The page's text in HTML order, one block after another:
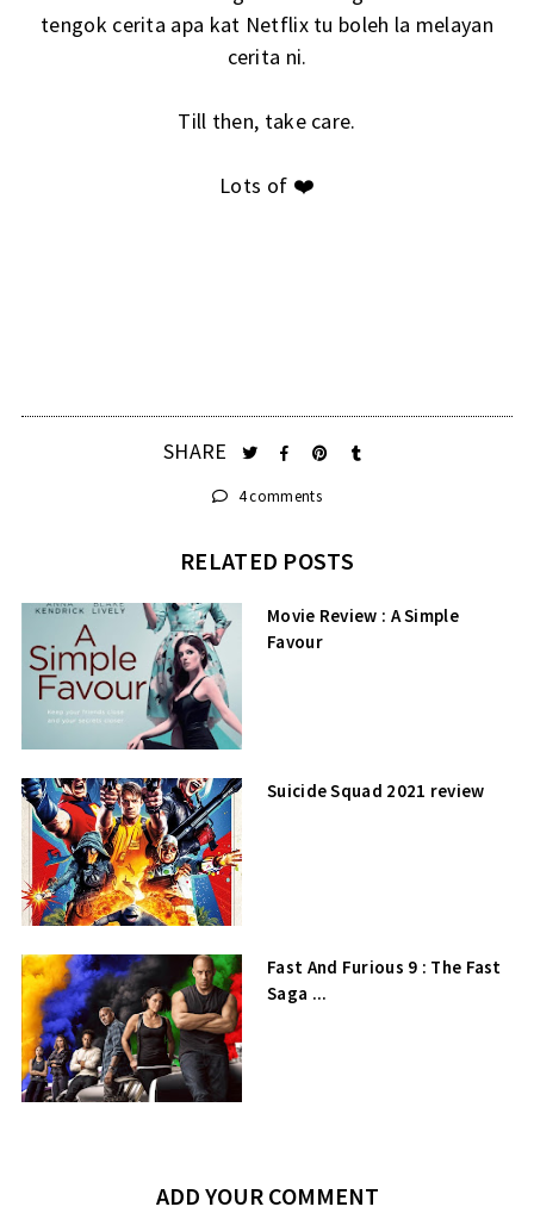
tengok cerita apa kat Netflix tu boleh la melayan
cerita ni.
Till then, take care.
Lots of ❤️
SHARE
4 comments
RELATED POSTS
Movie Review : A Simple
Favour
Suicide Squad 2021 review
Fast And Furious 9 : The Fast
Saga ...
ADD YOUR COMMENT